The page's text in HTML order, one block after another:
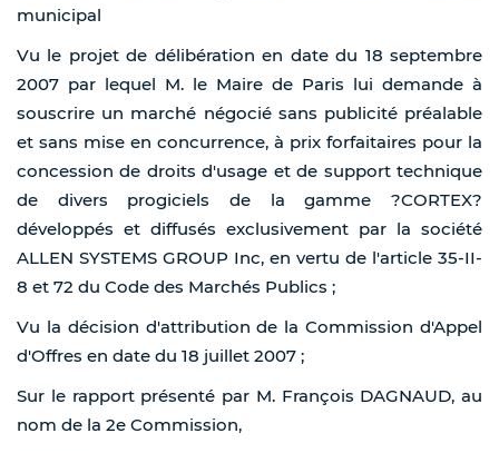
municipal
Vu le projet de délibération en date du 18 septembre
2007 par lequel M. le Maire de Paris lui demande à
souscrire un marché négocié sans publicité préalable
et sans mise en concurrence, à prix forfaitaires pour la
concession de droits d'usage et de support technique
de divers progiciels de la gamme ?CORTEX?
développés et diffusés exclusivement par la société
ALLEN SYSTEMS GROUP Inc, en vertu de l'article 35-II-
8 et 72 du Code des Marchés Publics ;
Vu la décision d'attribution de la Commission d'Appel
d'Offres en date du 18 juillet 2007 ;
Sur le rapport présenté par M. François DAGNAUD, au
nom de la 2e Commission,